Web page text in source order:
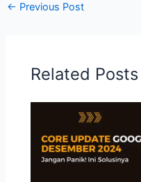
← Previous Post
Related Posts